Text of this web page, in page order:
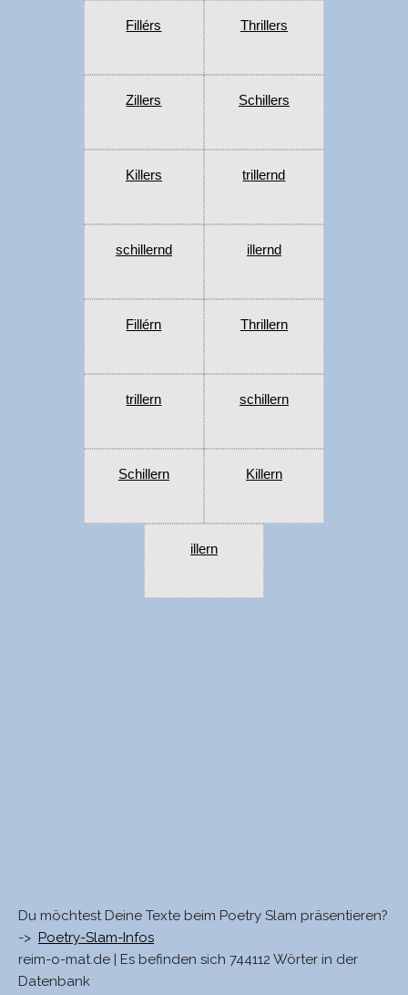
Fillérs Thrillers
Zillers Schillers
Killers trillernd
schillernd illernd
Fillérn Thrillern
trillern schillern
Schillern Killern
illern
Du möchtest Deine Texte beim Poetry Slam präsentieren?
-> Poetry-Slam-Infos
reim-o-mat.de | Es befinden sich 744112 Wörter in der
Datenbank